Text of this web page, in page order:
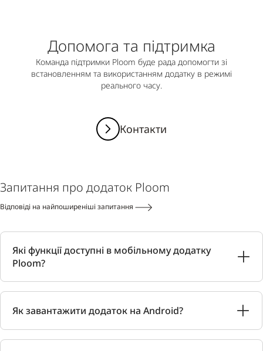
Допомога та підтримка
Команда підтримки Ploom буде рада допомогти зі
встановленням та використанням додатку в режимі
реального часу.
Контакти
Запитання про додаток Ploom
Відповіді на найпоширеніші запитання
Які функції доступні в мобільному додатку
Ploom?
Як завантажити додаток на Android?